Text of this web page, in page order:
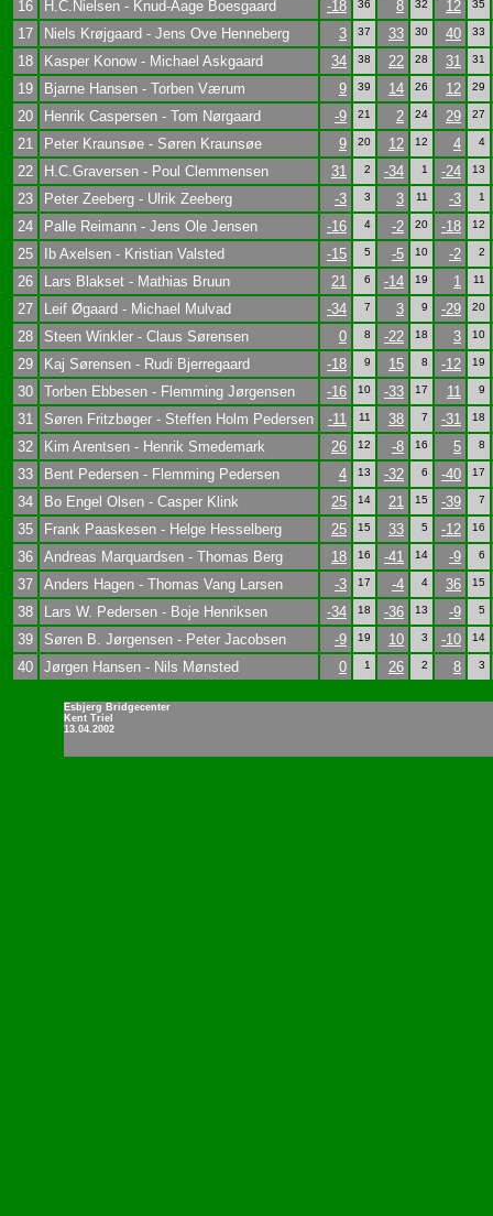
16 H.C.Nielsen - Knud-Aage Boesgaard -18 36 8 32 12 35
17 Niels Krøjgaard - Jens Ove Henneberg 3 37 33 30 40 33
18 Kasper Konow - Michael Askgaard 34 38 22 28 31 31
19 Bjarne Hansen - Torben Værum 9 39 14 26 12 29
20 Henrik Caspersen - Tom Nørgaard -9 21 2 24 29 27
21 Peter Kraunsøe - Søren Kraunsøe 9 20 12 12 4 4
22 H.C.Graversen - Poul Clemmensen 31 2 -34 1 -24 13
23 Peter Zeeberg - Ulrik Zeeberg -3 3 3 11 -3 1
24 Palle Reimann - Jens Ole Jensen -16 4 -2 20 -18 12
25 Ib Axelsen - Kristian Valsted -15 5 -5 10 -2 2
26 Lars Blakset - Mathias Bruun 21 6 -14 19 1 11
27 Leif Øgaard - Michael Mulvad -34 7 3 9 -29 20
28 Steen Winkler - Claus Sørensen 0 8 -22 18 3 10
29 Kaj Sørensen - Rudi Bjerregaard -18 9 15 8 -12 19
30 Torben Ebbesen - Flemming Jørgensen -16 10 -33 17 11 9
31 Søren Fritzbøger - Steffen Holm Pedersen -11 11 38 7 -31 18
32 Kim Arentsen - Henrik Smedemark 26 12 -8 16 5 8
33 Bent Pedersen - Flemming Pedersen 4 13 -32 6 -40 17
34 Bo Engel Olsen - Casper Klink 25 14 21 15 -39 7
35 Frank Paaskesen - Helge Hesselberg 25 15 33 5 -12 16
36 Andreas Marquardsen - Thomas Berg 18 16 -41 14 -9 6
37 Anders Hagen - Thomas Vang Larsen -3 17 -4 4 36 15
38 Lars W. Pedersen - Boje Henriksen -34 18 -36 13 -9 5
39 Søren B. Jørgensen - Peter Jacobsen -9 19 10 3 -10 14
40 Jørgen Hansen - Nils Mønsted 0 1 26 2 8 3
Esbjerg Bridgecenter
Kent Triel
13.04.2002